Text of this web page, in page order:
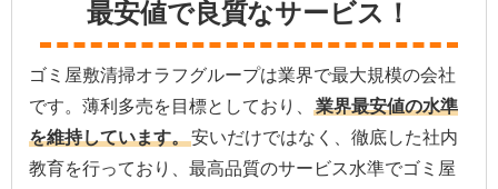
最安値で良質なサービス！
ゴミ屋敷清掃オラフグループは業界で最大規模の会社
です。薄利多売を目標としており、
業界最安値の水準
を維持しています。安いだけではなく、徹底した社内
教育を行っており、最高品質のサービス水準でゴミ屋